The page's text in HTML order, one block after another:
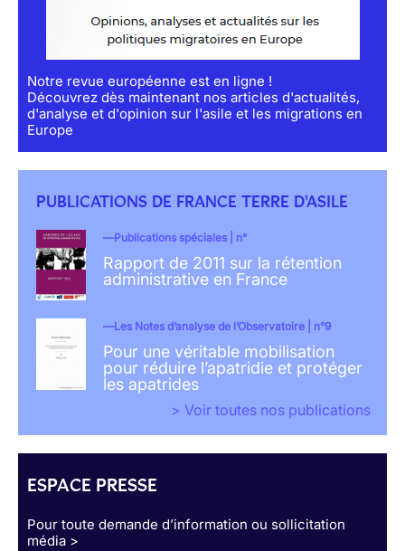
Notre revue européenne est en ligne !
Découvrez dès maintenant nos articles d'actualités,
d'analyse et d'opinion sur l'asile et les migrations en
Europe
PUBLICATIONS DE FRANCE TERRE D'ASILE
Publications spéciales | n°
Rapport de 2011 sur la rétention
administrative en France
Les Notes d’analyse de l’Observatoire | n°9
Pour une véritable mobilisation
pour réduire l’apatridie et protéger
les apatrides
> Voir toutes nos publications
ESPACE PRESSE
Pour toute demande d’information ou sollicitation
média >